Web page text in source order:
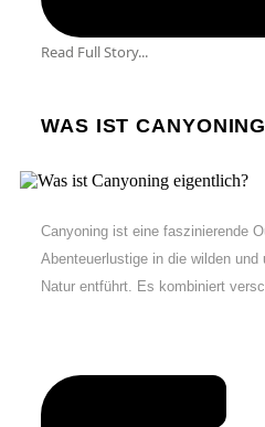
Read Full Story...
WAS IST
Canyoning ist eine faszinierende
Abenteuerlustige in die wilden und
Natur entführt. Es kombiniert